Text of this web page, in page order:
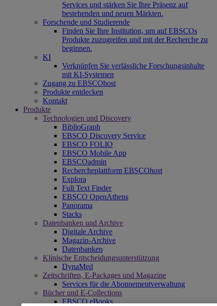
Services und stärken Sie Ihre Präsenz auf
bestehenden und neuen Märkten.
Forschende und Studierende
Finden Sie Ihre Institution, um auf EBSCOs
Produkte zuzugreifen und mit der Recherche zu
beginnen.
KI
Verknüpfen Sie verlässliche Forschungsinhalte
mit KI-Systemen
Zugang zu EBSCOhost
Produkte entdecken
Kontakt
Produkte
Technologien und Discovery
BiblioGraph
EBSCO Discovery Service
EBSCO FOLIO
EBSCO Mobile App
EBSCOadmin
Rechercheplattform EBSCOhost
Explora
Full Text Finder
EBSCO OpenAthens
Panorama
Stacks
Datenbanken und Archive
Digitale Archive
Magazin-Archive
Datenbanken
Klinische Entscheidungsunterstützung
DynaMed
Zeitschriften, E-Packages und Magazine
Services für die Abonnementverwaltung
Bücher und E-Collections
EBSCO eBooks